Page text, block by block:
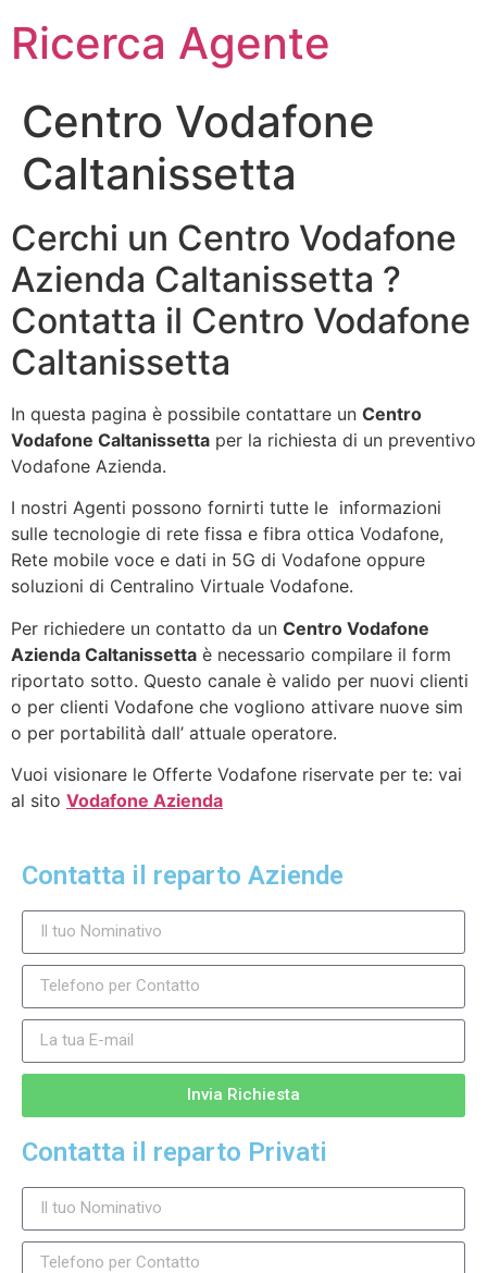
Ricerca Agente
Centro Vodafone
Caltanissetta
Cerchi un Centro Vodafone
Azienda Caltanissetta ?
Contatta il Centro Vodafone
Caltanissetta
In questa pagina è possibile contattare un Centro
Vodafone Caltanissetta per la richiesta di un preventivo
Vodafone Azienda.
I nostri Agenti possono fornirti tutte le informazioni
sulle tecnologie di rete fissa e fibra ottica Vodafone,
Rete mobile voce e dati in 5G di Vodafone oppure
soluzioni di Centralino Virtuale Vodafone.
Per richiedere un contatto da un Centro Vodafone
Azienda Caltanissetta è necessario compilare il form
riportato sotto. Questo canale è valido per nuovi clienti
o per clienti Vodafone che vogliono attivare nuove sim
o per portabilità dall’ attuale operatore.
Vuoi visionare le Offerte Vodafone riservate per te: vai
al sito Vodafone Azienda
Contatta il reparto Aziende
Invia Richiesta
Contatta il reparto Privati